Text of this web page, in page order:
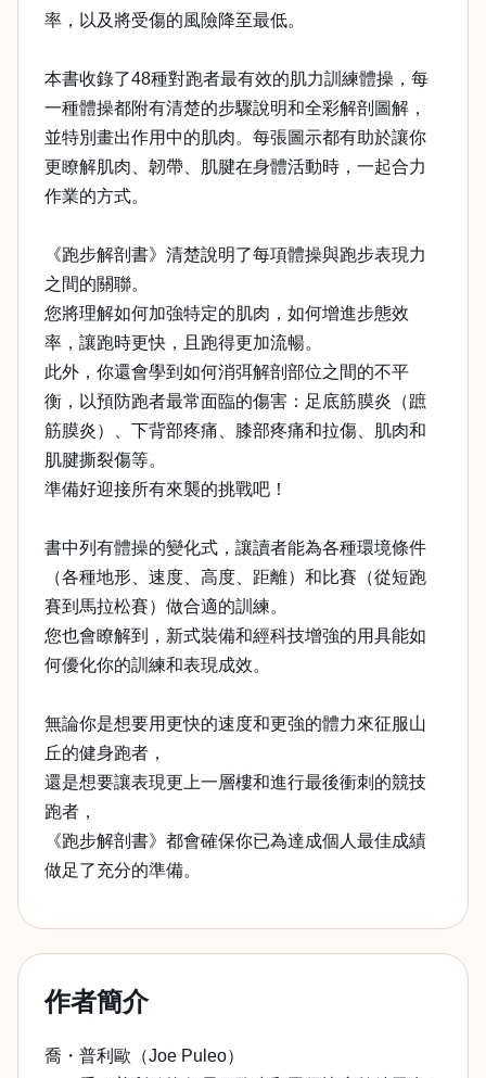
率，以及將受傷的風險降至最低。
本書收錄了48種對跑者最有效的肌力訓練體操，每
一種體操都附有清楚的步驟說明和全彩解剖圖解，
並特別畫出作用中的肌肉。每張圖示都有助於讓你
更瞭解肌肉、韌帶、肌腱在身體活動時，一起合力
作業的方式。
《跑步解剖書》清楚說明了每項體操與跑步表現力
之間的關聯。
您將理解如何加強特定的肌肉，如何增進步態效
率，讓跑時更快，且跑得更加流暢。
此外，你還會學到如何消弭解剖部位之間的不平
衡，以預防跑者最常面臨的傷害：足底筋膜炎（蹠
筋膜炎）、下背部疼痛、膝部疼痛和拉傷、肌肉和
肌腱撕裂傷等。
準備好迎接所有來襲的挑戰吧！
書中列有體操的變化式，讓讀者能為各種環境條件
（各種地形、速度、高度、距離）和比賽（從短跑
賽到馬拉松賽）做合適的訓練。
您也會瞭解到，新式裝備和經科技增強的用具能如
何優化你的訓練和表現成效。
無論你是想要用更快的速度和更強的體力來征服山
丘的健身跑者，
還是想要讓表現更上一層樓和進行最後衝刺的競技
跑者，
《跑步解剖書》都會確保你已為達成個人最佳成績
做足了充分的準備。
作者簡介
喬・普利歐（Joe Puleo）